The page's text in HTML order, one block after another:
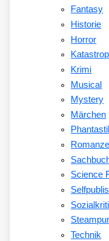
Fantasy
Historie
Horror
Krimi
Musical
Mystery
Märchen
Romanze
Science
Technik